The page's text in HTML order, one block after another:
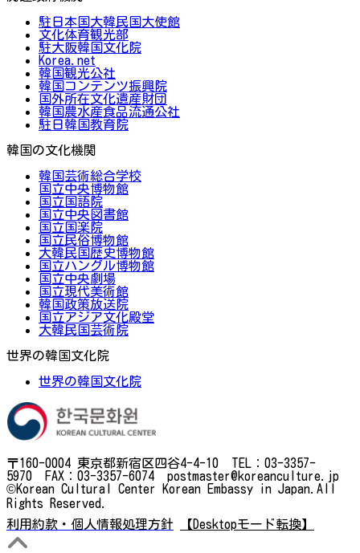
駐日本国大韓民国大使館
文化体育観光部
駐大阪韓国文化院
Korea.net
韓国観光公社
韓国コンテンツ振興院
国外所在文化遺産財団
韓国農水産食品流通公社
駐日韓国教育院
韓国の文化機関
韓国芸術総合学校
国立中央博物館
国立国語院
国立中央図書館
国立国楽院
国立民俗博物館
大韓民国歴史博物館
国立ハングル博物館
国立中央劇場
国立現代美術館
韓国政策放送院
国立アジア文化殿堂
大韓民国芸術院
世界の韓国文化院
世界の韓国文化院
〒160-0004 東京都新宿区四谷4-4-10 TEL：03-3357-
5970 FAX：03-3357-6074 postmaster@koreanculture.jp
©Korean Cultural Center Korean Embassy in Japan.All
Rights Reserved.
利用約款・個人情報処理方針
【Desktopモード転換】